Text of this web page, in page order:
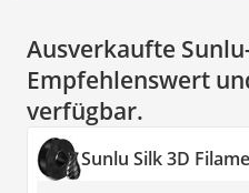
Ausverkaufte
Empfehlenswert
verfügbar.
Sunlu Silk 3D